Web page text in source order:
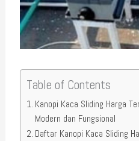
Table of Contents
Kanopi Kaca Sliding Harga
Modern dan Fungsional
Daftar Kanopi Kaca Sliding